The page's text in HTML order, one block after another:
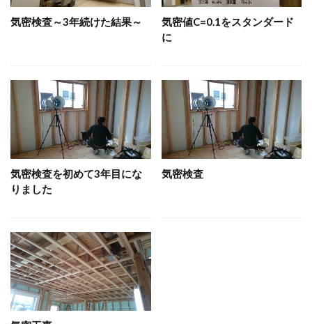
気密検査～3年続けた結果～
気密値C=0.1をスタンダード
に
気密検査を初めて3年目にな
りました
気密検査